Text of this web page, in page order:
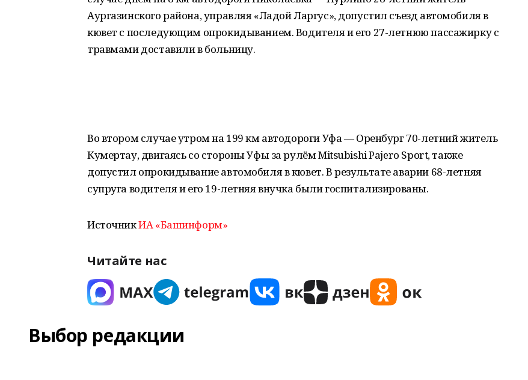
Аургазинского района, управляя «Ладой Ларгус», допустил съезд автомобиля в
кювет с последующим опрокидыванием. Водителя и его 27-летнюю пассажирку с
травмами доставили в больницу.
Во втором случае утром на 199 км автодороги Уфа — Оренбург 70-летний житель
Кумертау, двигаясь со стороны Уфы за рулём Mitsubishi Pajero Sport, также
допустил опрокидывание автомобиля в кювет. В результате аварии 68-летняя
супруга водителя и его 19-летняя внучка были госпитализированы.
ИсточникИА «Башинформ»
Читайте нас
Выбор редакции